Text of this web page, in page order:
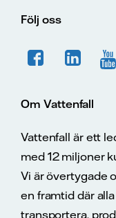
Följ oss
Om Vattenfall
Vattenfall är ett
med 12 miljoner
Vi är övertygade
en framtid där
transportera,